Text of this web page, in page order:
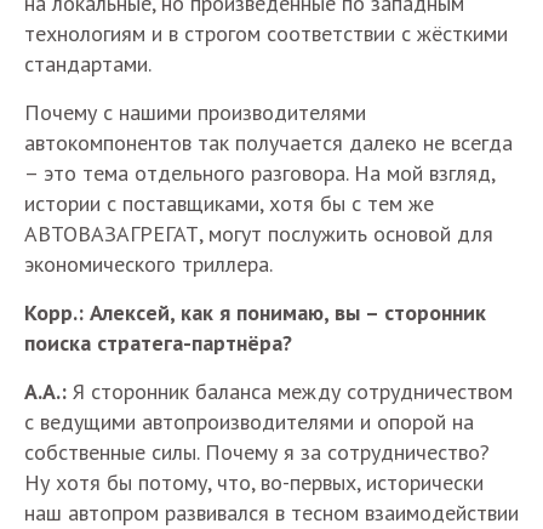
технологиям и в строгом соответствии с жёсткими
стандартами.
Почему с нашими производителями
автокомпонентов так получается далеко не всегда
– это тема отдельного разговора. На мой взгляд,
истории с поставщиками, хотя бы с тем же
АВТОВАЗАГРЕГАТ, могут послужить основой для
экономического триллера.
Корр.: Алексей, как я понимаю, вы – сторонник
поиска стратега-партнёра?
А.А.: Я сторонник баланса между сотрудничеством
с ведущими автопроизводителями и опорой на
собственные силы. Почему я за сотрудничество?
Ну хотя бы потому, что, во-первых, исторически
наш автопром развивался в тесном взаимодействии